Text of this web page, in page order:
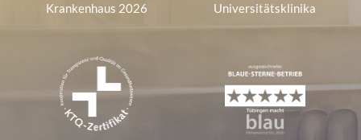
Krankenhaus 2026
Universitätsklinika